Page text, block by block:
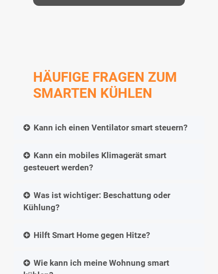
HÄUFIGE FRAGEN ZUM
SMARTEN KÜHLEN
Kann ich einen Ventilator smart steuern?
Kann ein mobiles Klimagerät smart
gesteuert werden?
Was ist wichtiger: Beschattung oder
Kühlung?
Hilft Smart Home gegen Hitze?
Wie kann ich meine Wohnung smart